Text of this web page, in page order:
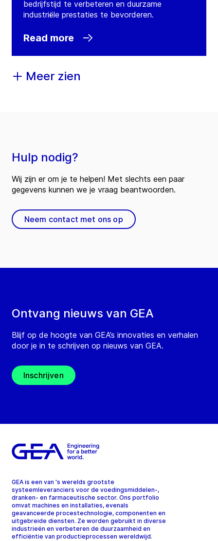
bedrijfstijd te verbeteren en duurzame
industriële prestaties te bevorderen.
Read more
Meer zien
Ontvang nieuws van GEA
Blijf op de hoogte van GEA’s innovaties en verhalen
door je in te schrijven op nieuws van GEA.
Inschrijven
Hulp nodig?
Wij zijn er om je te helpen! Met slechts een paar
gegevens kunnen we je vraag beantwoorden.
Neem contact met ons op
GEA is een van 's werelds grootste
systeemleveranciers voor de voedingsmiddelen-,
dranken- en farmaceutische sector. Ons portfolio
omvat machines en installaties, evenals
geavanceerde procestechnologie, componenten en
uitgebreide diensten. Ze worden gebruikt in diverse
industrieën en verbeteren de duurzaamheid en
efficiëntie van productieprocessen wereldwijd.